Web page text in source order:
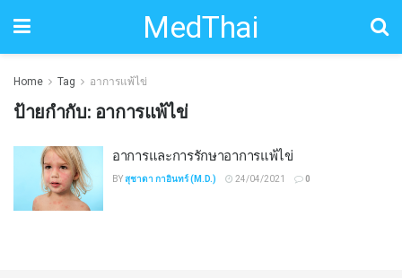
MedThai
Home Tag อาการแพ้ไข่
ป้ายกำกับ: อาการแพ้ไข่
อาการและการรักษาอาการแพ้ไข่
BYสุชาดา กาอินทร์ (M.D.) 24/04/2021 0